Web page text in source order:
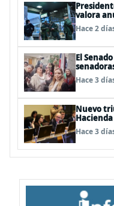
valora
advierte
secreto
Hace 2
El
Hace 3
Nuevo
Hace 3